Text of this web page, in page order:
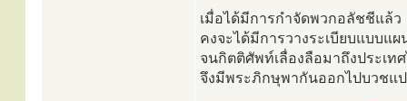
เมื่อได้มีการกำจัดพวกอลัชชีแล้ว
คงจะได้มีการวางระเบียบแบบ
จนกิตติศัพท์เลื่องลือมาถึงประเ
จึงมีพระภิกษุพากันออกไปบวชแ